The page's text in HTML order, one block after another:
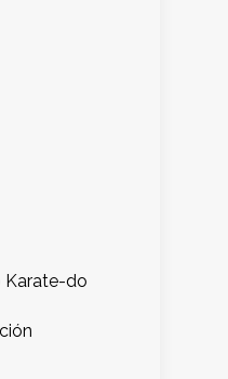
Karate-do